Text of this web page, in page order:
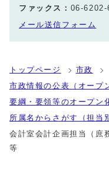
ファックス： 06-6202-
メール送信フォーム
トップページ
市政
市政情報の公表（オープ
要綱・要領等のオープン
所属名からさがす（担当
会計室会計企画担当（庶
等